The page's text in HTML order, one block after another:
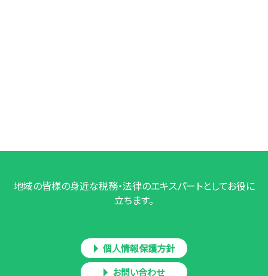
地域の皆様の身近な税務・法律のエキスパートとしてお役に
立ちます。
個人情報保護方針
お問い合わせ